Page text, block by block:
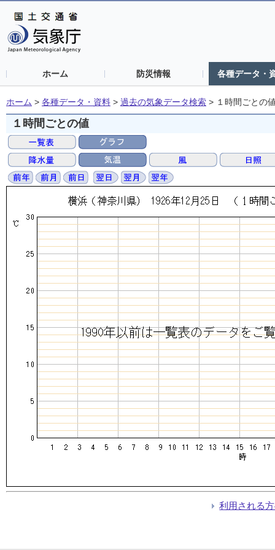
ホーム 防災情報 各種データ・
ホーム > 各種データ・資料 > 過去の気象データ検索 > １時間ごとの
１時間ごとの値
利用される